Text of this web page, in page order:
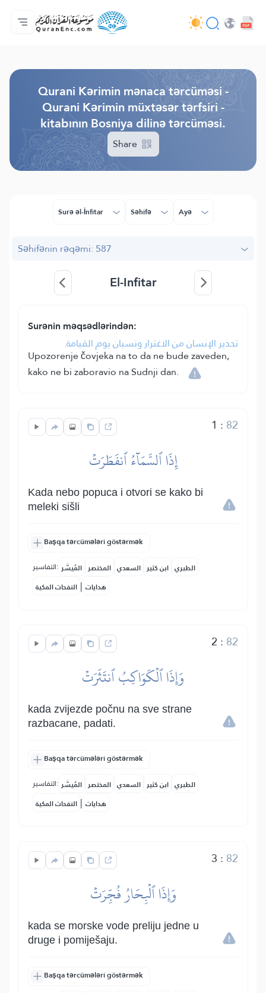
Ana səhifə
Tərcümənin mündəricatı
Audio
Tərtibatçıların xidməti - API
Layihə haqqında
Bizimlə əlaqə saxla
Dil
Qurani Kərimin mənaca tərcüməsi -
Qurani Kərimin müxtəsər tərfsiri -
kitabının Bosniya dilinə tərcüməsi.
Share
Surə əl-İnfitar Səhifə Ayə
Səhifənin rəqəmi: 587
El-Infitar
Surənin məqsədlərindən:
تحذير الإنسان من الاغترار ونسيان يوم القيامة.
Upozorenje čovjeka na to da ne bude zaveden,
kako ne bi zaboravio na Sudnji dan.
1 : 82
إِذَا ٱلسَّمَآءُ ٱنفَطَرَتۡ
Kada nebo popuca i otvori se kako bi
meleki sišli
Başqa tərcümələri göstərmək
التفاسير: المُيسَّر المختصر السعدي ابن كثير الطبري
النفحات المكية | هدايات
2 : 82
وَإِذَا ٱلۡكَوَاكِبُ ٱنتَثَرَتۡ
kada zvijezde počnu na sve strane
razbacane, padati.
Başqa tərcümələri göstərmək
التفاسير: المُيسَّر المختصر السعدي ابن كثير الطبري
النفحات المكية | هدايات
3 : 82
وَإِذَا ٱلۡبِحَارُ فُجِّرَتۡ
kada se morske vode preliju jedne u
druge i pomiješaju.
Başqa tərcümələri göstərmək